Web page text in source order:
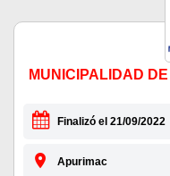
MUNICIPALIDAD
Finalizó el 21/09/2022
Apurimac